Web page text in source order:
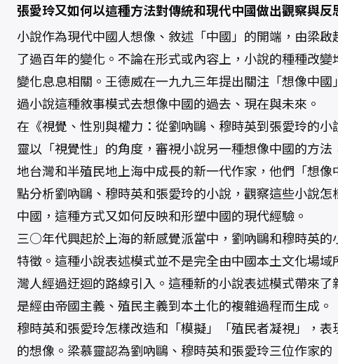
愛
玲
的
小
說
想
數
量
張愛玲又如何以這種方法對傳統和現代中國做出觀察與反
小說作為現代中國人想像、敘述「中國」的開端，由梁
了過百年的變化。不論在形式或內容上，小說的種種改
變化息息相關。王德威在一九九三年提出關注「想像中
過小說這種敘事模式去想像中國的過去、現在與未來。
在《視覺、性別與權力：從劉吶鷗、穆時英到張愛玲的
靈以「視覺性」的角度，審視小說另一種想像中國的方
地台灣和半殖民地上海中成長的新一代作家，他們「想
點分析劉吶鷗、穆時英和張愛玲的小說，觀察這些小說
中國，這種方式又如何反映和形塑中國的現代經驗。
三○年代興起於上海的新感覺派當中，劉吶鷗和穆時英的
特徵。這種小說表述模式並不是完全由中國本土文化場
灣人經過迂迴的路線引入。這種新的小說表述模式帶來
是經由帝國主義、殖民主義到本土化的複雜過程而生成
穆時英和張愛玲怎樣改造和「模擬」「殖民者凝視」，
的想像。梁慕靈認為劉吶鷗、穆時英和張愛玲三位作家